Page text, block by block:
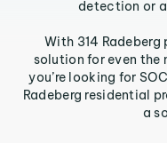
detection or
With 314
solution for even the
you’re looking for
Radeberg residential
a